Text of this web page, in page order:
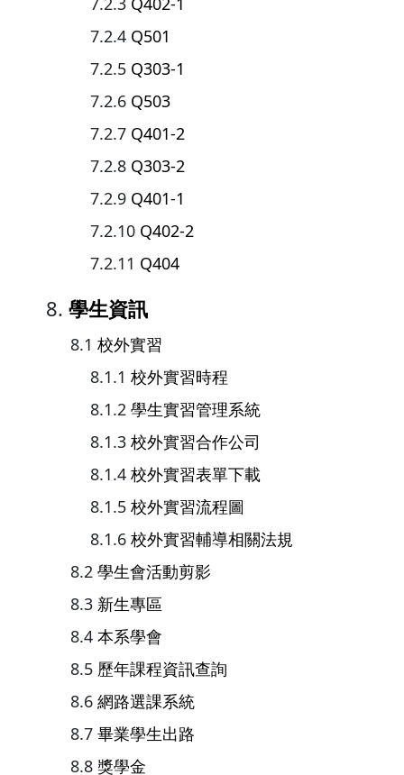
Q501
Q303-1
Q503
Q401-2
Q303-2
Q401-1
Q402-2
Q404
學生資訊
校外實習
校外實習時程
學生實習管理系統
校外實習合作公司
校外實習表單下載
校外實習流程圖
校外實習輔導相關法規
學生會活動剪影
新生專區
本系學會
歷年課程資訊查詢
網路選課系統
畢業學生出路
獎學金